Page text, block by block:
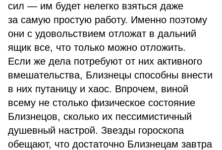
сил — им будет нелегко взяться даже
за самую простую работу. Именно поэтому
они с удовольствием отложат в дальний
ящик все, что только можно отложить.
Если же дела потребуют от них активного
вмешательства, Близнецы способны внести
в них путаницу и хаос. Впрочем, виной
всему не столько физическое состояние
Близнецов, сколько их пессимистичный
душевный настрой. Звезды гороскопа
обещают, что достаточно Близнецам завтра